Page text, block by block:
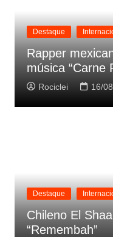
Destaque
Rapper
música “Carne
Rociclei 16/
Destaque
Chileno El
“Remembah”